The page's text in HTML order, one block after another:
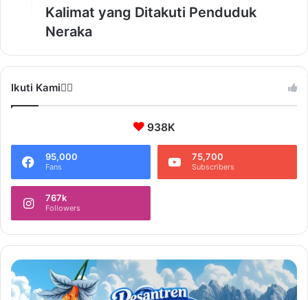
Kalimat yang Ditakuti Penduduk
Neraka
Ikuti Kami❤️‍🔥
938K
95,000
Fans
75,700
Subscribers
767k
Followers